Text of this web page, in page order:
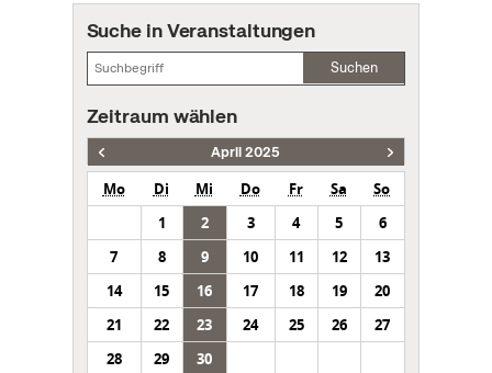
Suche in Veranstaltungen
Suchen
Zeitraum wählen
April 2025
Mo Di Mi Do Fr Sa
So
1
2 3 4 5
6
7
8 9 10 11 12
13
14
15 16 17 18 19
20
21
22 23 24 25 26
27
28
29 30